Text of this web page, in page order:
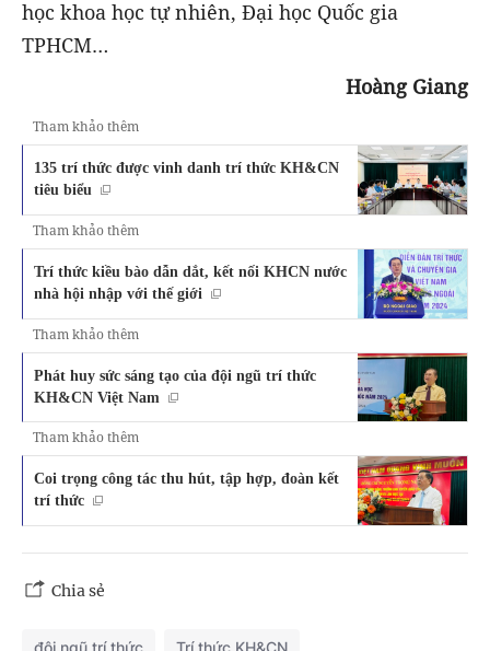
học khoa học tự nhiên, Đại học Quốc gia
TPHCM…
Hoàng Giang
Tham khảo thêm
135 trí thức được vinh danh trí thức KH&CN
tiêu biểu
Tham khảo thêm
Trí thức kiều bào dẫn dắt, kết nối KHCN nước
nhà hội nhập với thế giới
Tham khảo thêm
Phát huy sức sáng tạo của đội ngũ trí thức
KH&CN Việt Nam
Tham khảo thêm
Coi trọng công tác thu hút, tập hợp, đoàn kết
trí thức
Chia sẻ
đội ngũ trí thức Trí thức KH&CN